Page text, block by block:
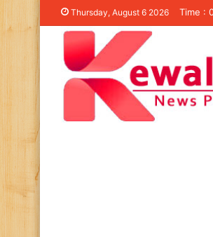
Thursday, August 6 2026 Time :